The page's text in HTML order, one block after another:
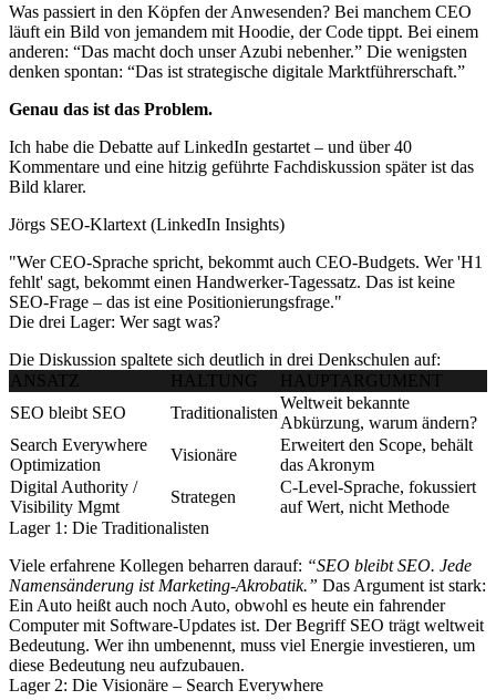
Was passiert in den Köpfen der Anwesenden? Bei manchem CEO
läuft ein Bild von jemandem mit Hoodie, der Code tippt. Bei einem
anderen: “Das macht doch unser Azubi nebenher.” Die wenigsten
denken spontan: “Das ist strategische digitale Marktführerschaft.”
Genau das ist das Problem.
Ich habe die Debatte auf LinkedIn gestartet – und über 40
Kommentare und eine hitzig geführte Fachdiskussion später ist das
Bild klarer.
Jörgs SEO-Klartext (LinkedIn Insights)
"Wer CEO-Sprache spricht, bekommt auch CEO-Budgets. Wer 'H1
fehlt' sagt, bekommt einen Handwerker-Tagessatz. Das ist keine
SEO-Frage – das ist eine Positionierungsfrage."
Die drei Lager: Wer sagt was?
Die Diskussion spaltete sich deutlich in drei Denkschulen auf:
ANSATZ
HALTUNG
HAUPTARGUMENT
SEO bleibt SEO
Traditionalisten
Weltweit bekannte
Abkürzung, warum ändern?
Search Everywhere
Optimization
Visionäre
Erweitert den Scope, behält
das Akronym
Digital Authority /
Visibility Mgmt
Strategen
C-Level-Sprache, fokussiert
auf Wert, nicht Methode
Lager 1: Die Traditionalisten
Viele erfahrene Kollegen beharren darauf: “SEO bleibt SEO. Jede
Namensänderung ist Marketing-Akrobatik.” Das Argument ist stark:
Ein Auto heißt auch noch Auto, obwohl es heute ein fahrender
Computer mit Software-Updates ist. Der Begriff SEO trägt weltweit
Bedeutung. Wer ihn umbenennt, muss viel Energie investieren, um
diese Bedeutung neu aufzubauen.
Lager 2: Die Visionäre – Search Everywhere